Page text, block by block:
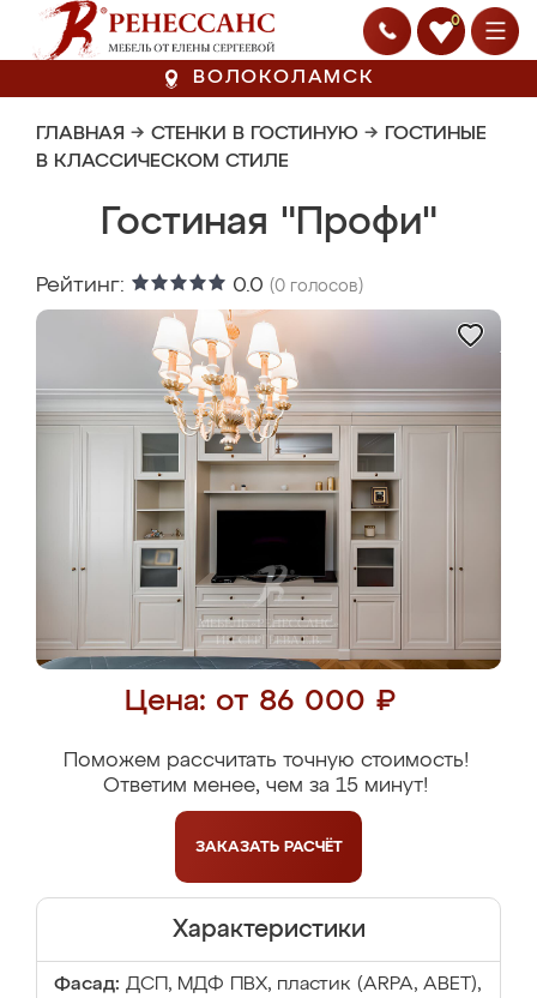
0
ВОЛОКОЛАМСК
ГЛАВНАЯ → СТЕНКИ В ГОСТИНУЮ → ГОСТИНЫЕ
В КЛАССИЧЕСКОМ СТИЛЕ
Гостиная "Профи"
Рейтинг: 0.0 (0 голосов)
Цена: от 86 000 ₽
Поможем рассчитать точную стоимость!
Ответим менее, чем за 15 минут!
ЗАКАЗАТЬ РАСЧЁТ
Характеристики
Фасад: ДСП, МДФ ПВХ, пластик (ARPA, ABET),